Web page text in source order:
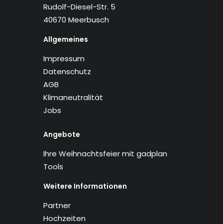
Rudolf-Diesel-Str. 5
40670 Meerbusch
Allgemeines
Impressum
Datenschutz
AGB
Klimaneutralität
Jobs
Angebote
Ihre Weihnachtsfeier mit gadplan
Tools
Weitere Informationen
Partner
Hochzeiten